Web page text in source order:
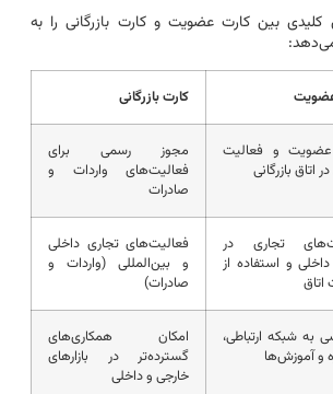
بین کارت عضویت و کارت بازرگانی را به
کارت بازرگانی
عضویت و فعالیت
اتاق بازرگانی
مجوز رسمی برای
فعالیت‌های واردات و
صادرات
تجاری در
و استفاده از
فعالیت‌های تجاری داخلی
و بین‌المللی (واردات و
صادرات)
به شبکه ارتباطی،
و آموزش‌ها
امکان همکاری‌های
گسترده‌تر در بازارهای
خارجی و داخلی